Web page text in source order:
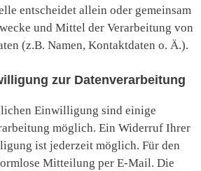
entscheidet allein oder gemeinsam
und Mittel der Verarbeitung von
(z.B. Namen, Kontaktdaten o. Ä.).
zur Datenverarbeitung
Einwilligung sind einige
möglich. Ein Widerruf Ihrer
ist jederzeit möglich. Für den
Mitteilung per E-Mail. Die